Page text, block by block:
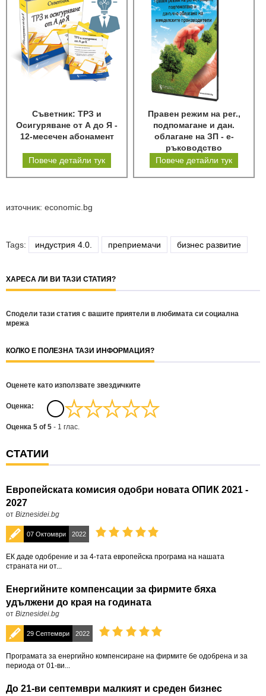
Съветник: ТРЗ и
Осигуряване от А до Я -
12-месечен абонамент
Повече детайли тук
Правен режим на рег.,
подпомагане и дан.
облагане на ЗП - е-
ръководство
Повече детайли тук
източник: economic.bg
Tags: индустрия 4.0. преприемачи бизнес развитие
ХАРЕСА ЛИ ВИ ТАЗИ СТАТИЯ?
Сподели тази статия с вашите приятели в любимата си социална
мрежа
КОЛКО Е ПОЛЕЗНА ТАЗИ ИНФОРМАЦИЯ?
Оценете като използвате звездичките
Oценка:
Оценка 5 of 5 - 1 глас.
СТАТИИ
Европейската комисия одобри новата ОПИК 2021 -
2027
от Biznesidei.bg
07 Октомври 2022
ЕК даде одобрение и за 4-тата европейска програма на нашата
страната ни от...
Енергийните компенсации за фирмите бяха
удължени до края на годината
от Biznesidei.bg
29 Септември 2022
Програмата за енергийно компенсиране на фирмите бе одобрена и за
периода от 01-ви...
До 21-ви септември малкият и среден бизнес